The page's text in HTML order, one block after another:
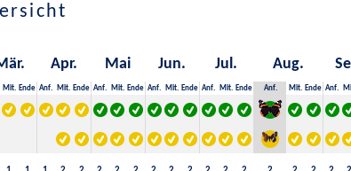
Apr. Mai Jun. Jul. Aug.
Mit. Ende Anf. Mit. Ende Anf. Mit. Ende Anf. Mit. Ende Anf. Mit. Ende Anf. Mit. Ende Anf.